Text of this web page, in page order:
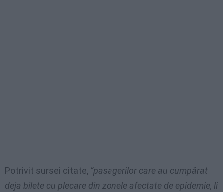
Potrivit sursei citate, ”pasagerilor care au cumpărat
deja bilete cu plecare din zonele afectate de epidemie, li